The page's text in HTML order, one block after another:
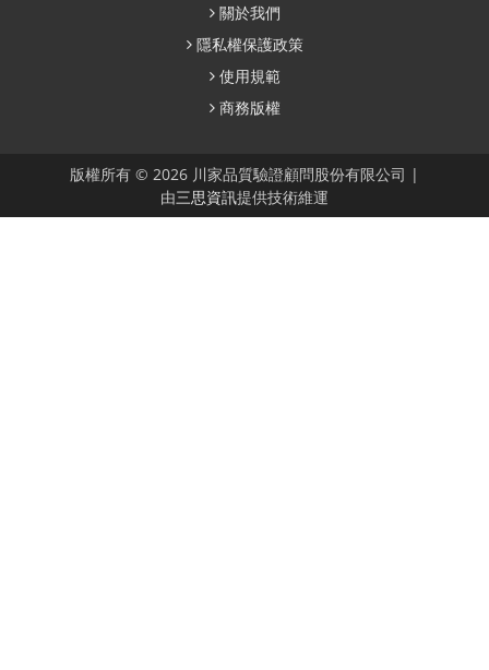
關於我們
隱私權保護政策
使用規範
商務版權
版權所有 © 2026 川家品質驗證顧問股份有限公司 |
由三思資訊提供技術維運